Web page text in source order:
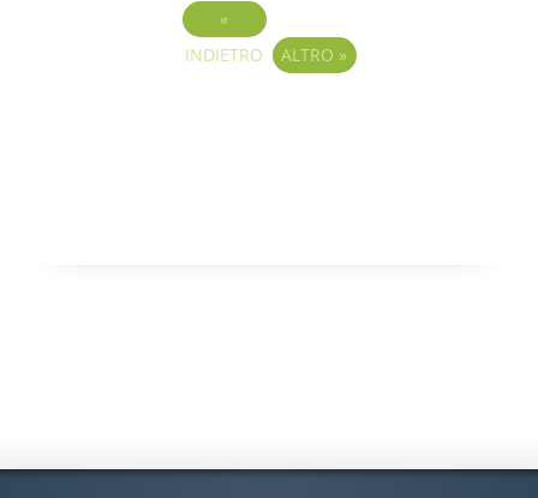
«
INDIETRO
ALTRO »